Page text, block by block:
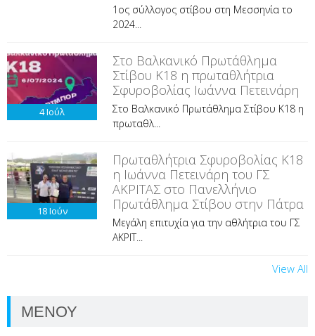
1ος σύλλογος στίβου στη Μεσσηνία το
2024...
4Ιούλ
Στο Βαλκανικό Πρωτάθλημα
Στίβου Κ18 η πρωταθλήτρια
Σφυροβολίας Ιωάννα Πετεινάρη
Στο Βαλκανικό Πρωτάθλημα Στίβου Κ18 η
πρωταθλ...
18Ιούν
Πρωταθλήτρια Σφυροβολίας Κ18
η Ιωάννα Πετεινάρη του ΓΣ
ΑΚΡΙΤΑΣ στο Πανελλήνιο
Πρωτάθλημα Στίβου στην Πάτρα
Μεγάλη επιτυχία για την αθλήτρια του ΓΣ
ΑΚΡΙΤ...
View All
ΜΕΝΟΥ